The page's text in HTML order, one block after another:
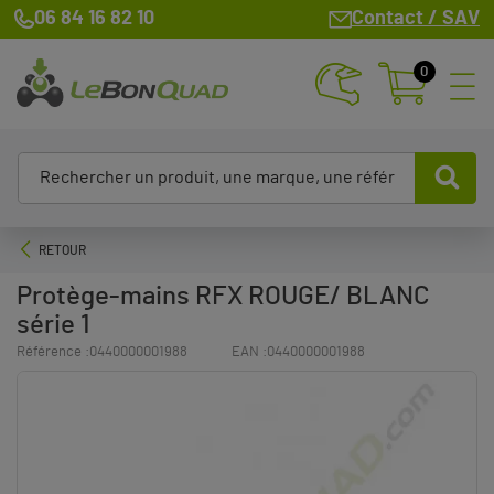
06 84 16 82 10 Contact / SAV
0
RETOUR
Protège-mains RFX ROUGE/ BLANC
série 1
Référence :0440000001988 EAN :0440000001988